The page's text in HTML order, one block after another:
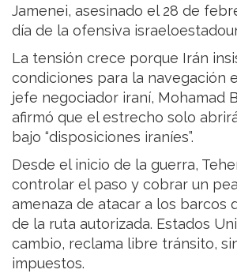
Jamenei, asesinado el 28 de
día de la ofensiva
La tensión crece porque Irán
condiciones para la navegación
jefe negociador iraní, Mohamad
afirmó que el estrecho solo
bajo “disposiciones iraníes”.
Desde el inicio de la guerra,
controlar el paso y cobrar un
amenaza de atacar a los barcos
de la ruta autorizada. Estados
cambio, reclama libre tránsito,
impuestos.